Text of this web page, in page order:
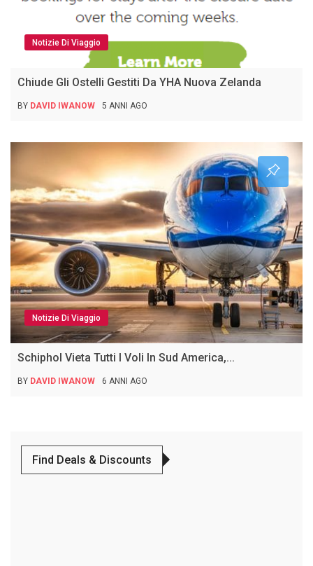
Notizie Di Viaggio
Chiude Gli Ostelli Gestiti Da YHA Nuova Zelanda
BY DAVID IWANOW 5 ANNI AGO
Notizie Di Viaggio
Schiphol Vieta Tutti I Voli In Sud America,...
BY DAVID IWANOW 6 ANNI AGO
Find Deals & Discounts